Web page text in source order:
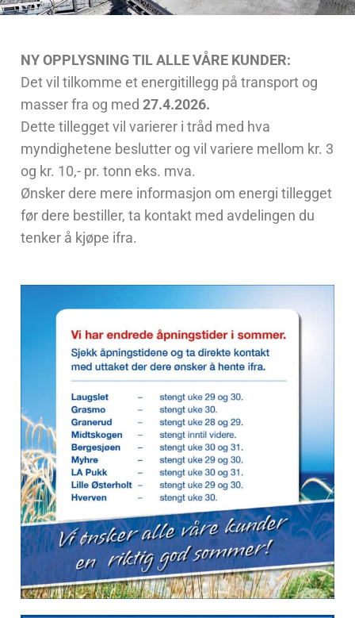
NY OPPLYSNING TIL ALLE VÅRE KUNDER:
Det vil tilkomme et energitillegg på transport og
masser fra og med 27.4.2026.
Dette tillegget vil varierer i tråd med hva
myndighetene beslutter og vil variere mellom kr. 3
og kr. 10,- pr. tonn eks. mva.
Ønsker dere mere informasjon om energi tillegget
før dere bestiller, ta kontakt med avdelingen du
tenker å kjøpe ifra.